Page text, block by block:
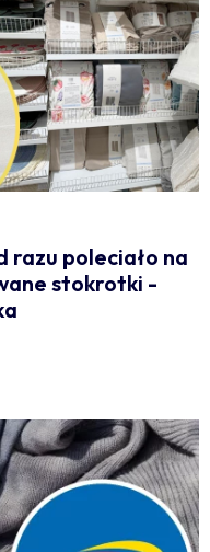
razu poleciało na
stokrotki -